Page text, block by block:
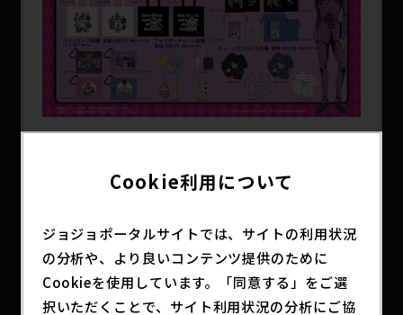
Cookie利用について
ジョジョポータルサイトでは、サイトの利用状況
の分析や、より良いコンテンツ提供のために
Cookieを使用しています。「同意する」をご選
択いただくことで、サイト利用状況の分析にご協